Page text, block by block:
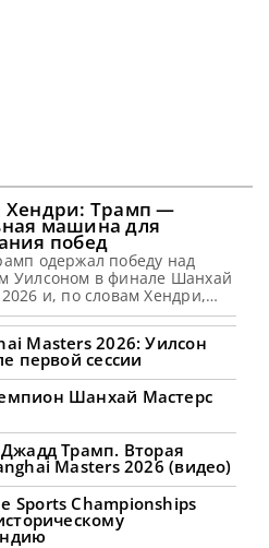
Хендри: Трамп —
машина для
побед
одержал победу над
Уилсоном в финале Шанхай
и, по словам Хендри,
для успеха в снукере,
WST Стивен Хендри
что Джадд Трамп способен
свою лучшую форму в
Эти размышления он
в недавнем выпуске
турнира Shanghai
Masters 2026: Уилсон
первой сессии
Шанхай Мастерс
Трамп. Вторая
Masters 2026 (видео)
Sports Championships